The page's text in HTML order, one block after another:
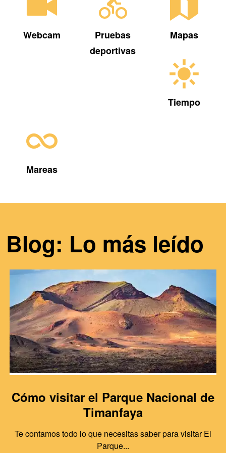
Webcam
Pruebas
deportivas
Mapas
Tiempo
Mareas
Blog: Lo más leído
Cómo visitar el Parque Nacional de
Timanfaya
Te contamos todo lo que necesitas saber para visitar El
Parque...